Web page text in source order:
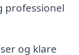
professionel
og klare